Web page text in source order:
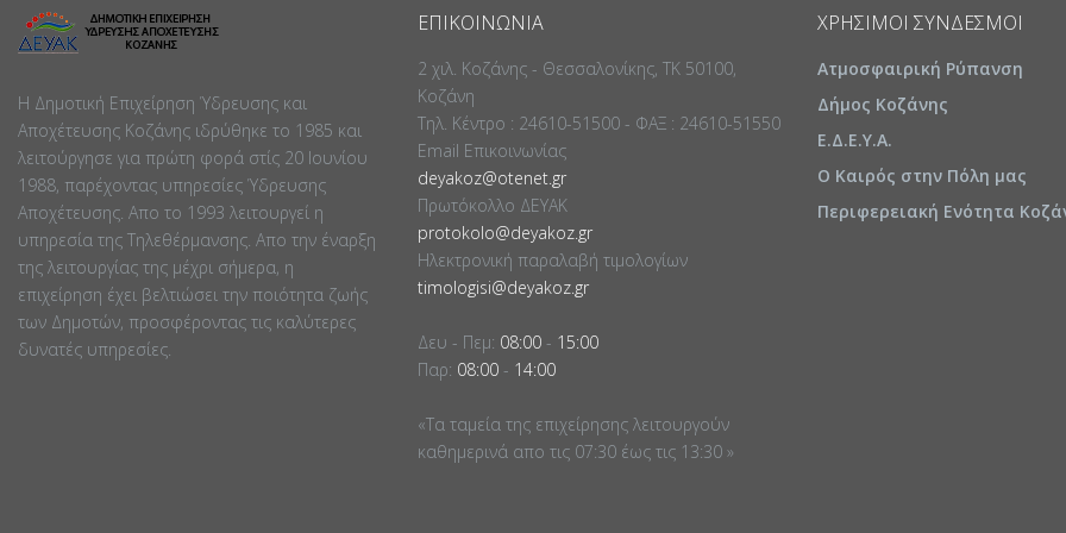
Η Δημοτική Επιχείρηση Ύδρευσης και
Αποχέτευσης Κοζάνης ιδρύθηκε το 1985 και
λειτούργησε για πρώτη φορά στίς 20 Ιουνίου
1988, παρέχοντας υπηρεσίες Ύδρευσης
Αποχέτευσης. Απο το 1993 λειτουργεί η
υπηρεσία της Τηλεθέρμανσης. Απο την έναρξη
της λειτουργίας της μέχρι σήμερα, η
επιχείρηση έχει βελτιώσει την ποιότητα ζωής
των Δημοτών, προσφέροντας τις καλύτερες
δυνατές υπηρεσίες.
ΕΠΙΚΟΙΝΩΝΊΑ
2 χιλ. Κοζάνης - Θεσσαλονίκης, ΤΚ 50100,
Κοζάνη
Τηλ. Κέντρο : 24610-51500 - ΦΑΞ : 24610-51550
Email Επικοινωνίας
deyakoz@otenet.gr
Πρωτόκολλο ΔΕΥΑΚ
protokolo@deyakoz.gr
Ηλεκτρονική παραλαβή τιμολογίων
timologisi@deyakoz.gr
Δευ - Πεμ: 08:00 - 15:00
Παρ: 08:00 - 14:00
«Τα ταμεία της επιχείρησης λειτουργούν
καθημερινά απο τις 07:30 έως τις 13:30 »
ΧΡΉΣΙΜΟΙ ΣΎΝΔΕΣΜΟΙ
Ατμοσφαιρική Ρύπανση
Δήμος Κοζάνης
Ε.Δ.Ε.Υ.Α.
Ο Καιρός στην Πόλη μας
Περιφερειακή Ενότητα